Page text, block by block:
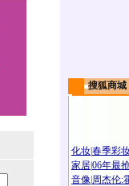
搜狐商城
化妆春季彩
家居06年最
音像 周杰伦: